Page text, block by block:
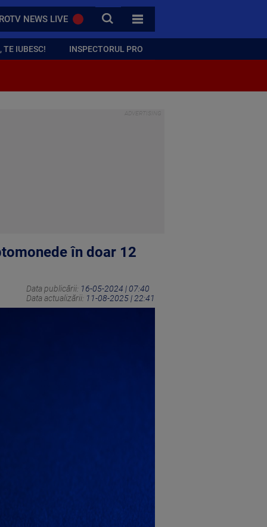
NEWS LIVE CAUTA
TOATE CATEGORIILE
TE IUBESC! INSPECTORUL PRO
în doar 12
Data publicării: 16-05-2024 | 07:40
Data actualizării: 11-08-2025 | 22:41